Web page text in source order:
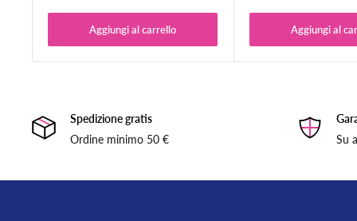
Sono esclusi da questa promozione i tavoli per ricostruzione
Aggiungi al carrello Aggiungi al
Spedizione gratis
Ordine minimo 50 €
Su